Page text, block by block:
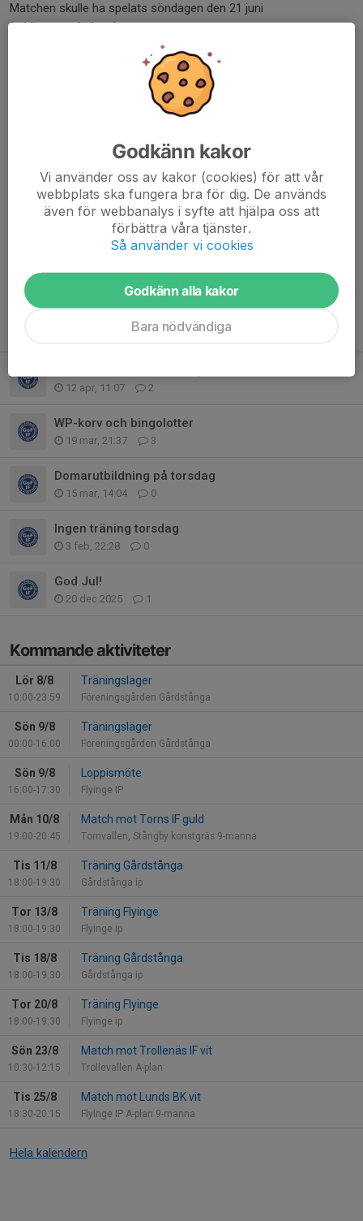
Matchen skulle ha spelats söndagen den 21 juni
(midsommarhelgen).
Kallelse till den skickas ut efter helgens match.
Bambusa-försäljning
0 kommentarer
Vi vill påminna om att detta är sista veckan med försäljningen av
Bambusa-produkter. Så gör ett sista försök att dra in pengar till
klubben.
Alla ska ha fått mail och sms om hur det går till.
Läs mer
12 apr, 11:07 2
WP-korv och bingolotter
19 mar, 21:37 3
Domarutbildning på torsdag
15 mar, 14:04 0
Ingen träning torsdag
3 feb, 22:28 0
God Jul!
20 dec 2025 1
Kommande aktiviteter
Lör 8/8
10:00-23:59
Träningsläger
Föreningsgården Gårdstånga
Sön 9/8
00:00-16:00
Träningsläger
Föreningsgården Gårdstånga
Sön 9/8
16:00-17:30
Loppismöte
Flyinge IP
Mån 10/8
19:00-20:45
Match mot Torns IF guld
Tornvallen, Stångby konstgräs 9-manna
Tis 11/8
18:00-19:30
Träning Gårdstånga
Gårdstånga ip
Tor 13/8
18:00-19:30
Träning Flyinge
Flyinge ip
Tis 18/8
18:00-19:30
Träning Gårdstånga
Gårdstånga ip
Tor 20/8
18:00-19:30
Träning Flyinge
Flyinge ip
Sön 23/8
10:30-12:15
Match mot Trollenäs IF vit
Trollevallen A-plan
Tis 25/8
18:30-20:15
Match mot Lunds BK vit
Flyinge IP A-plan 9-manna
Hela kalendern
Godkänn kakor
Vi använder oss av kakor (cookies) för att vår
webbplats ska fungera bra för dig. De används
även för webbanalys i syfte att hjälpa oss att
förbättra våra tjänster.
Så använder vi cookies
Godkänn alla kakor
Bara nödvändiga